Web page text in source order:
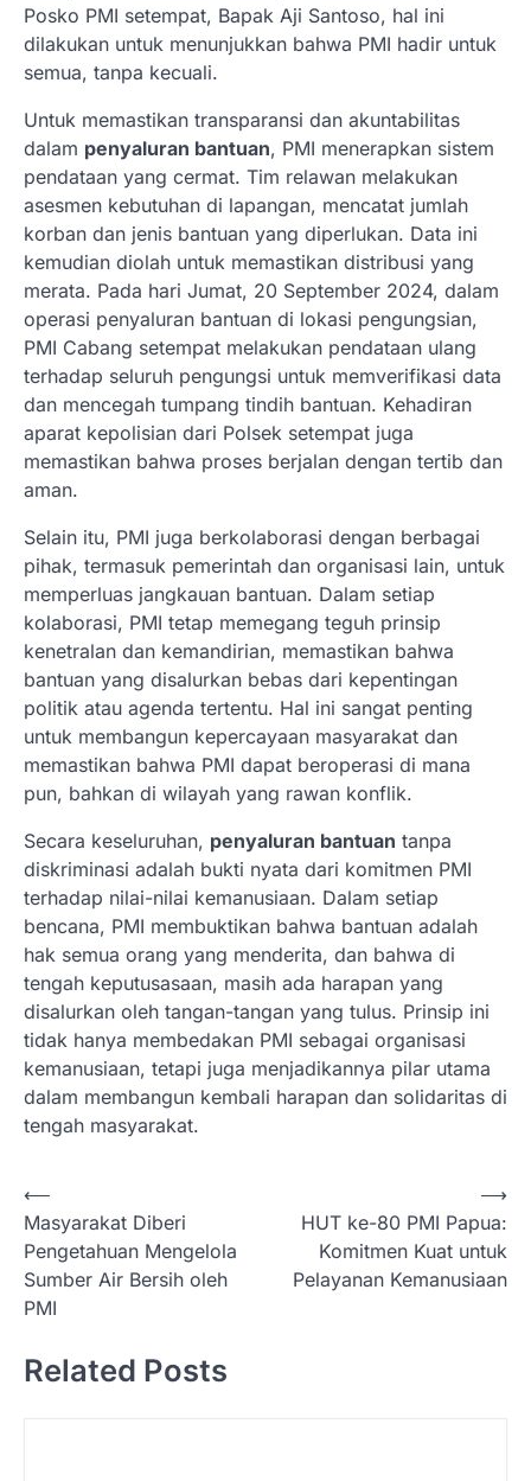
Posko PMI setempat, Bapak Aji Santoso, hal ini
dilakukan untuk menunjukkan bahwa PMI hadir untuk
semua, tanpa kecuali.
Untuk memastikan transparansi dan akuntabilitas
dalam penyaluran bantuan, PMI menerapkan sistem
pendataan yang cermat. Tim relawan melakukan
asesmen kebutuhan di lapangan, mencatat jumlah
korban dan jenis bantuan yang diperlukan. Data ini
kemudian diolah untuk memastikan distribusi yang
merata. Pada hari Jumat, 20 September 2024, dalam
operasi penyaluran bantuan di lokasi pengungsian,
PMI Cabang setempat melakukan pendataan ulang
terhadap seluruh pengungsi untuk memverifikasi data
dan mencegah tumpang tindih bantuan. Kehadiran
aparat kepolisian dari Polsek setempat juga
memastikan bahwa proses berjalan dengan tertib dan
aman.
Selain itu, PMI juga berkolaborasi dengan berbagai
pihak, termasuk pemerintah dan organisasi lain, untuk
memperluas jangkauan bantuan. Dalam setiap
kolaborasi, PMI tetap memegang teguh prinsip
kenetralan dan kemandirian, memastikan bahwa
bantuan yang disalurkan bebas dari kepentingan
politik atau agenda tertentu. Hal ini sangat penting
untuk membangun kepercayaan masyarakat dan
memastikan bahwa PMI dapat beroperasi di mana
pun, bahkan di wilayah yang rawan konflik.
Secara keseluruhan, penyaluran bantuan tanpa
diskriminasi adalah bukti nyata dari komitmen PMI
terhadap nilai-nilai kemanusiaan. Dalam setiap
bencana, PMI membuktikan bahwa bantuan adalah
hak semua orang yang menderita, dan bahwa di
tengah keputusasaan, masih ada harapan yang
disalurkan oleh tangan-tangan yang tulus. Prinsip ini
tidak hanya membedakan PMI sebagai organisasi
kemanusiaan, tetapi juga menjadikannya pilar utama
dalam membangun kembali harapan dan solidaritas di
tengah masyarakat.
N
a
v
i
a
⟵
Masyarakat Diberi
Pengetahuan Mengelola
Sumber Air Bersih oleh
PMI
HUT ke-80 PMI Papua:
Komitmen Kuat untuk
Pelayanan Kemanusiaan
⟶
Related Posts